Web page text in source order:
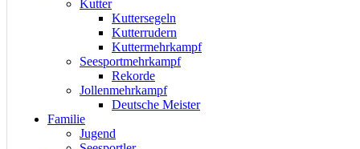
Kutter
Kuttersegeln
Kutterrudern
Kuttermehrkampf
Seesportmehrkampf
Rekorde
Jollenmehrkampf
Deutsche Meister
Familie
Jugend